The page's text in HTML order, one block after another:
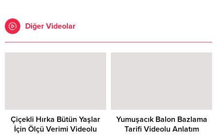
Diğer Videolar
Çiçekli Hırka Bütün Yaşlar
İçin Ölçü Verimi Videolu
Yumuşacık Balon Bazlama
Tarifi Videolu Anlatım